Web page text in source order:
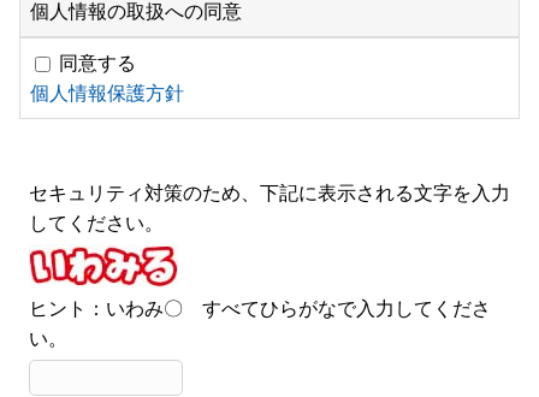
個人情報の取扱への同意
同意する
個人情報保護方針
セキュリティ対策のため、下記に表示される文字を入力
してください。
ヒント：いわみ〇 すべてひらがなで入力してくださ
い。